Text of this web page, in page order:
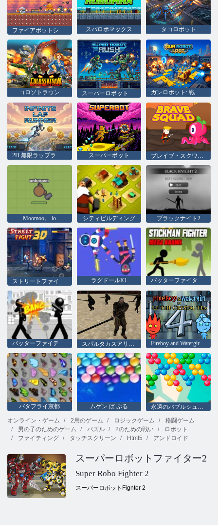
スパロボマックス タコロボット
コロソトラウン ガンロボット: 戦利品
2D 無限ラップランナー スーパーボット ブレイブ・スクワッド
Moomoo。 io シティビルディング ブラックナイト2
ラグドールIO バッターファイターメガ乱闘
バッターファイティング3D スパルタカスアリーナ Fireboy and Watergirl 4：クリスタル寺院
バタフライ京都 ムゲン ば ぶる
永遠のバブルシューター
オンライン・ゲーム
2用のゲーム ロジックゲーム
格闘ゲーム
男の子のためのゲーム
パズル 2のための戦い
ロボット
ファイティング
タッチスクリーン Html5 アンドロイド
スーパーロボットファイター2
Super Robo Fighter 2
スーパーロボットFignter 2